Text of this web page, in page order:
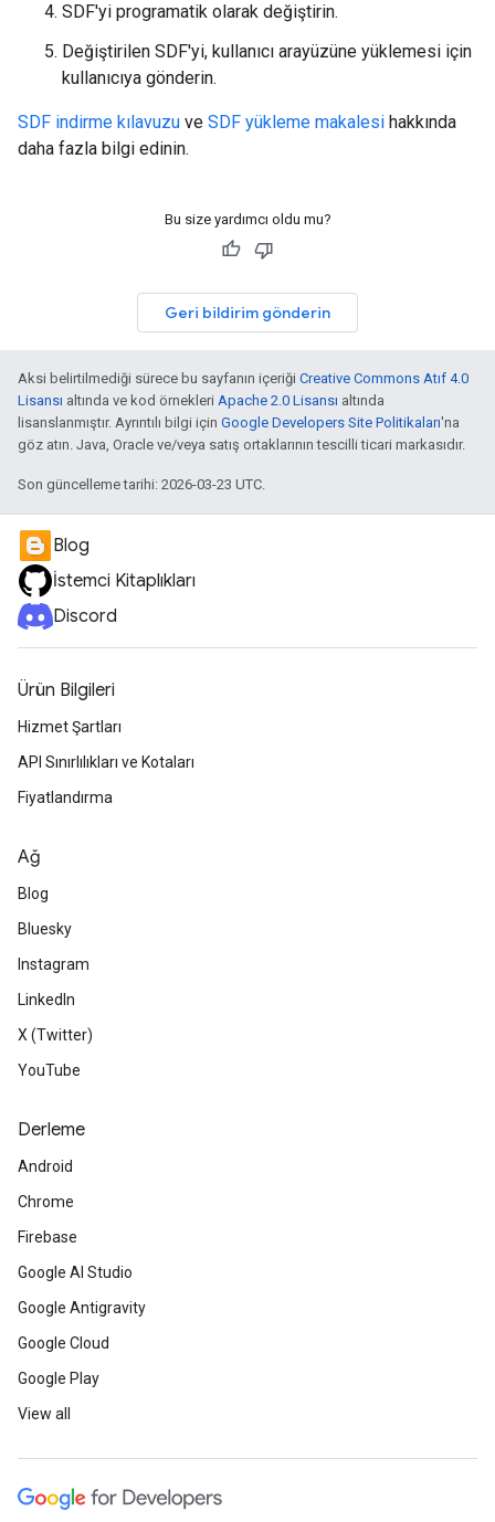
SDF'yi programatik olarak değiştirin.
Değiştirilen SDF'yi, kullanıcı arayüzüne yüklemesi için
kullanıcıya gönderin.
SDF indirme kılavuzu ve SDF yükleme makalesi hakkında
daha fazla bilgi edinin.
Bu size yardımcı oldu mu?
Geri bildirim gönderin
Aksi belirtilmediği sürece bu sayfanın içeriği Creative Commons Atıf 4.0
Lisansı altında ve kod örnekleri Apache 2.0 Lisansı altında
lisanslanmıştır. Ayrıntılı bilgi için Google Developers Site Politikaları'na
göz atın. Java, Oracle ve/veya satış ortaklarının tescilli ticari markasıdır.
Son güncelleme tarihi: 2026-03-23 UTC.
Blog
İstemci Kitaplıkları
Discord
Ürün Bilgileri
Hizmet Şartları
API Sınırlılıkları ve Kotaları
Fiyatlandırma
Ağ
Blog
Bluesky
Instagram
LinkedIn
X (Twitter)
YouTube
Derleme
Android
Chrome
Firebase
Google AI Studio
Google Antigravity
Google Cloud
Google Play
View all